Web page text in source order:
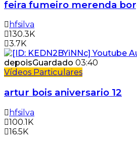
feira fumeiro merenda
hfsilva
130.3K
3.7K
depoisGuardado 03:40
Vídeos Particulares
artur bois aniversario 12
hfsilva
100.1K
16.5K